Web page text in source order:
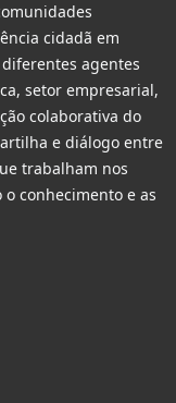
cidadã em
agentes
setor empresarial,
colaborativa do
e diálogo entre
trabalham nos
conhecimento e as